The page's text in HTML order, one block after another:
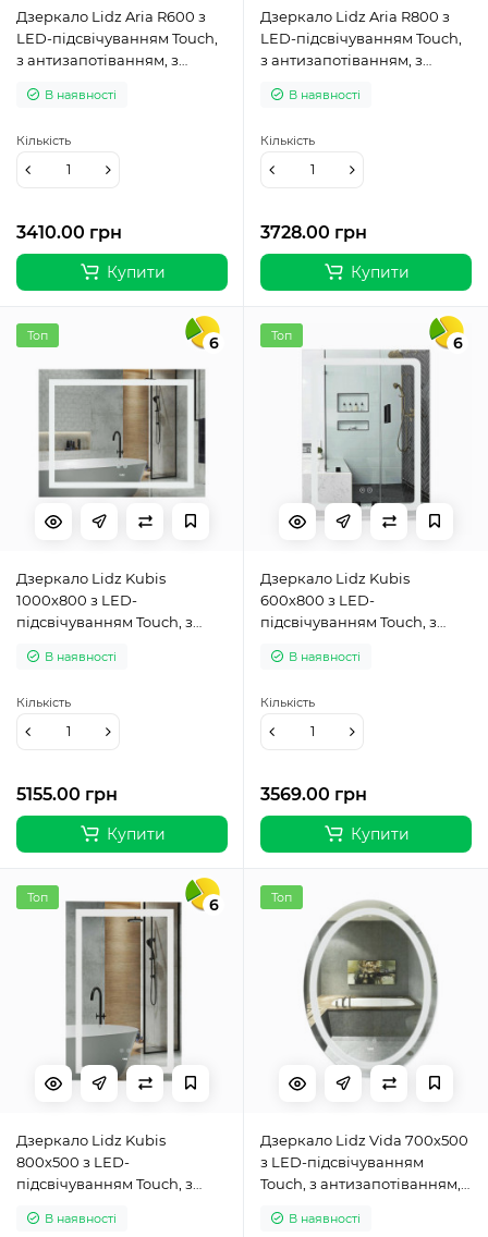
Дзеркало Lidz Aria R600 з
LED-підсвічуванням Touch,
з антизапотіванням, з
LD78LR600
В наявності
3410.00 грн
Кількість
Купити
Дзеркало Lidz Aria R800 з
LED-підсвічуванням Touch,
з антизапотіванням, з
LD78LR800
В наявності
3728.00 грн
Кількість
Купити
6
Топ
Дзеркало Lidz Kubis
1000х800 з LED-
підсвічуванням Touch, з
димером, рег. яскравості
В наявності
5155.00 грн
Кількість
Купити
6
Топ
Дзеркало Lidz Kubis
600х800 з LED-
підсвічуванням Touch, з
димером, рег. яскравості
В наявності
3569.00 грн
Кількість
Купити
6
Топ
Дзеркало Lidz Kubis
800х500 з LED-
підсвічуванням Touch, з
димером, рег. яскравості
В наявності
Топ
Дзеркало Lidz Vida 700х500
з LED-підсвічуванням
Touch, з антизапотіванням, з
LD78LF5070
В наявності